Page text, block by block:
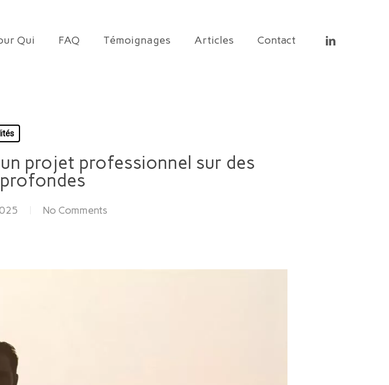
Qui FAQ Témoignages Articles Contact linkedin
projet professionnel sur des
No Comments